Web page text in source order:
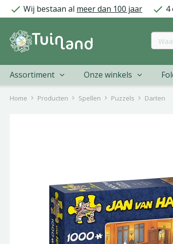
naar
Home Producten Spellen Puzzels Darten
Wij bestaan al meer dan 100 jaar 4
Assortiment Onze winkels